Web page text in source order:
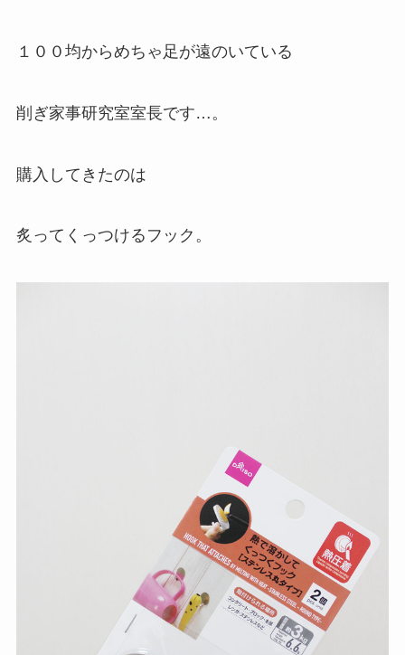
１００均からめちゃ足が遠のいている
削ぎ家事研究室室長です…。
購入してきたのは
炙ってくっつけるフック。